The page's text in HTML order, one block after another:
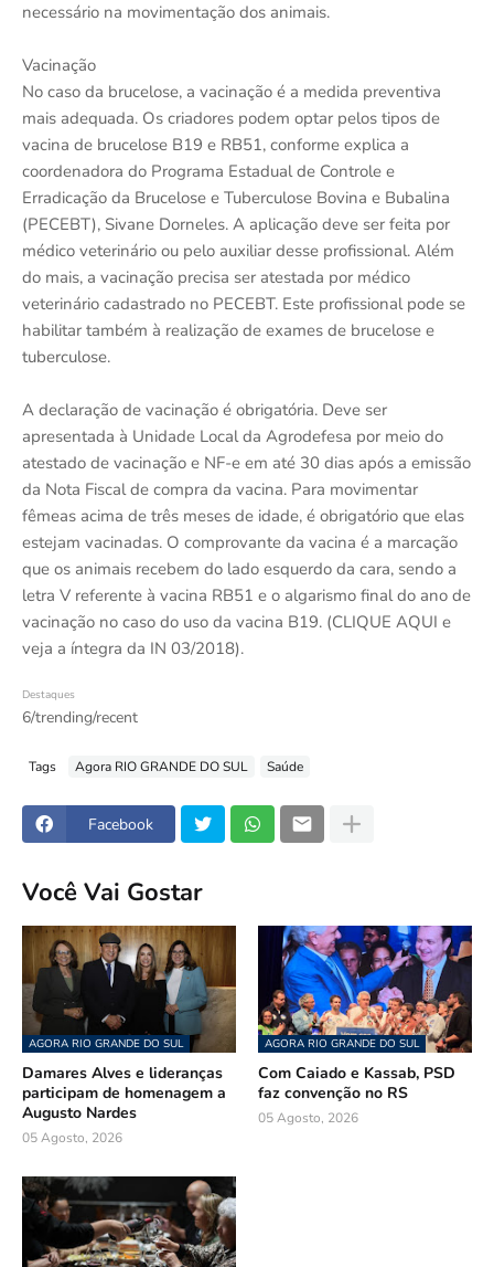
necessário na movimentação dos animais.
Vacinação
No caso da brucelose, a vacinação é a medida preventiva
mais adequada. Os criadores podem optar pelos tipos de
vacina de brucelose B19 e RB51, conforme explica a
coordenadora do Programa Estadual de Controle e
Erradicação da Brucelose e Tuberculose Bovina e Bubalina
(PECEBT), Sivane Dorneles. A aplicação deve ser feita por
médico veterinário ou pelo auxiliar desse profissional. Além
do mais, a vacinação precisa ser atestada por médico
veterinário cadastrado no PECEBT. Este profissional pode se
habilitar também à realização de exames de brucelose e
tuberculose.
A declaração de vacinação é obrigatória. Deve ser
apresentada à Unidade Local da Agrodefesa por meio do
atestado de vacinação e NF-e em até 30 dias após a emissão
da Nota Fiscal de compra da vacina. Para movimentar
fêmeas acima de três meses de idade, é obrigatório que elas
estejam vacinadas. O comprovante da vacina é a marcação
que os animais recebem do lado esquerdo da cara, sendo a
letra V referente à vacina RB51 e o algarismo final do ano de
vacinação no caso do uso da vacina B19. (CLIQUE AQUI e
veja a íntegra da IN 03/2018).
Destaques
6/trending/recent
Tags Agora RIO GRANDE DO SUL Saúde
Facebook
Você Vai Gostar
AGORA RIO GRANDE DO SUL
Damares Alves e lideranças
participam de homenagem a
Augusto Nardes
05 Agosto, 2026
AGORA RIO GRANDE DO SUL
Com Caiado e Kassab, PSD
faz convenção no RS
05 Agosto, 2026